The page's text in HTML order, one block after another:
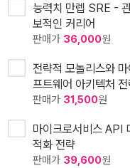
능력치 만렙 SRE -
보적인 커리어
판매가 36,000원
전략적 모놀리스와
프트웨어 아키텍처
판매가 31,500원
마이크로서비스 API
적화 전략
판매가 39,600원